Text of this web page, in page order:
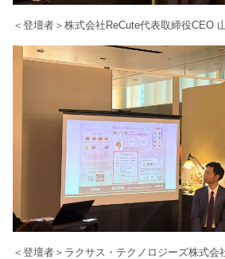
＜登壇者＞株式会社ReCute代表取締役CEO
＜登壇者＞ラクサス・テクノロジーズ株式